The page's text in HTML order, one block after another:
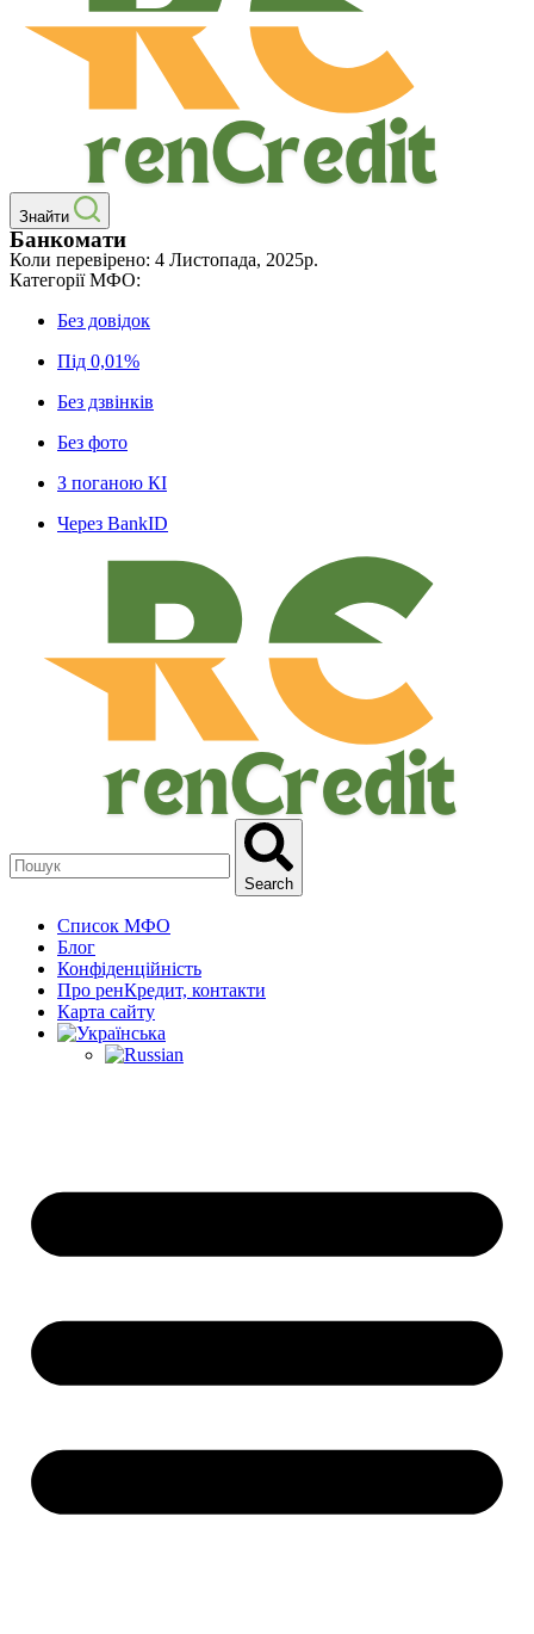
Знайти
Банкомати
Коли перевірено: 4 Листопада, 2025р.
Категорії МФО:
Без довідок
Під 0,01%
Без дзвінків
Без фото
З поганою КІ
Через BankID
Search
Список МФО
Блог
Конфіденційність
Про ренКредит, контакти
Карта сайту